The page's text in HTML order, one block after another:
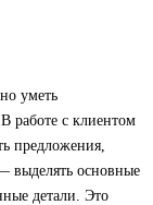
уметь
работе с клиентом
предложения,
выделять основные
детали. Это